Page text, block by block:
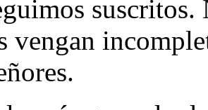
suscritos.
vengan